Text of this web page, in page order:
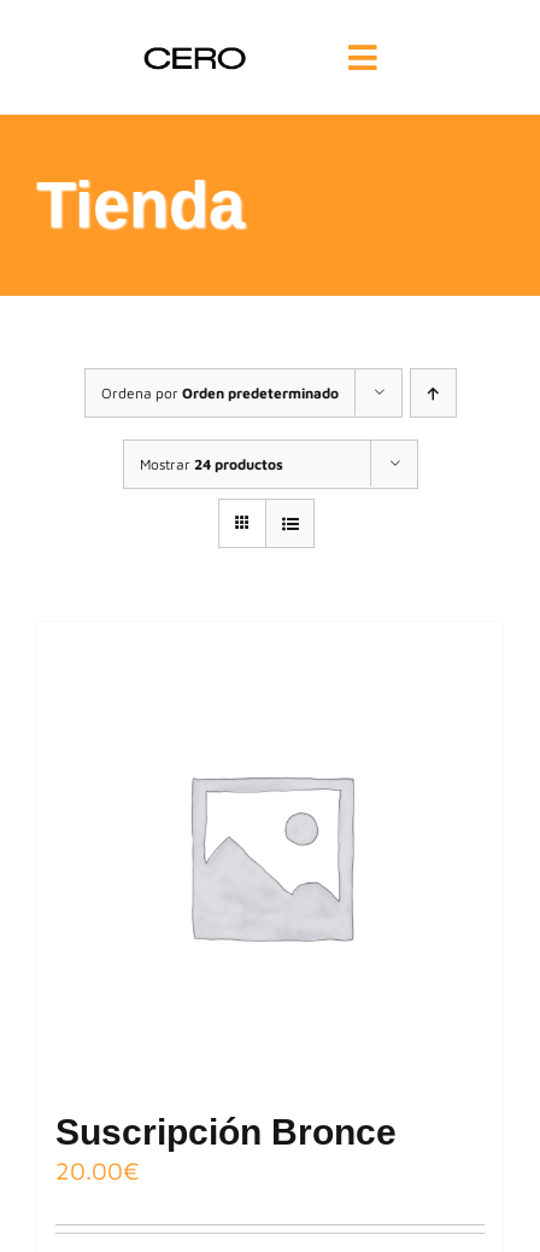
Toggle
Navigation
FILOSOFÍA
TE AYUDAMOS
FORMACIÓN
COMUNIDAD
Tienda
Ordena por Orden predeterminado
Mostrar 24 productos
Suscripción Bronce
20.00€